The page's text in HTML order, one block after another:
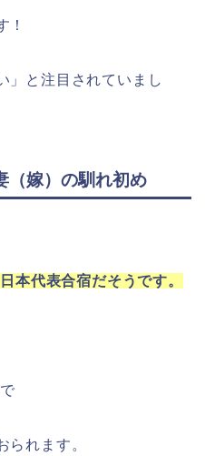
！
」と注目されていまし
（嫁）の馴れ初め
本代表合宿だそうです。
られます。